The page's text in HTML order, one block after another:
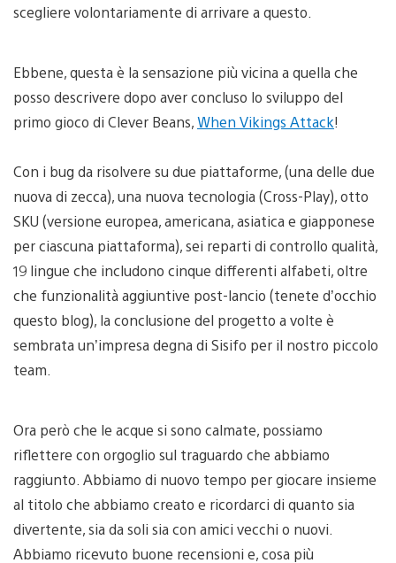
scegliere volontariamente di arrivare a questo.
Ebbene, questa è la sensazione più vicina a quella che
posso descrivere dopo aver concluso lo sviluppo del
primo gioco di Clever Beans,When Vikings Attack!
Con i bug da risolvere su due piattaforme, (una delle due
nuova di zecca), una nuova tecnologia (Cross-Play), otto
SKU (versione europea, americana, asiatica e giapponese
per ciascuna piattaforma), sei reparti di controllo qualità,
19 lingue che includono cinque differenti alfabeti, oltre
che funzionalità aggiuntive post-lancio (tenete d’occhio
questo blog), la conclusione del progetto a volte è
sembrata un’impresa degna di Sisifo per il nostro piccolo
team.
Ora però che le acque si sono calmate, possiamo
riflettere con orgoglio sul traguardo che abbiamo
raggiunto. Abbiamo di nuovo tempo per giocare insieme
al titolo che abbiamo creato e ricordarci di quanto sia
divertente, sia da soli sia con amici vecchi o nuovi.
Abbiamo ricevuto buone recensioni e, cosa più